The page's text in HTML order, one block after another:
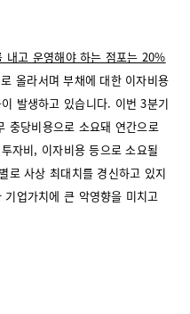
내고 운영해야 하는 점포는 20%
올라서며 부채에 대한 이자비용
발생하고 있습니다. 이번 3분기
충당비용으로 소요돼 연간으로
자비, 이자비용 등으로 소요될
로 사상 최대치를 경신하고 있지
업가치에 큰 악영향을 미치고